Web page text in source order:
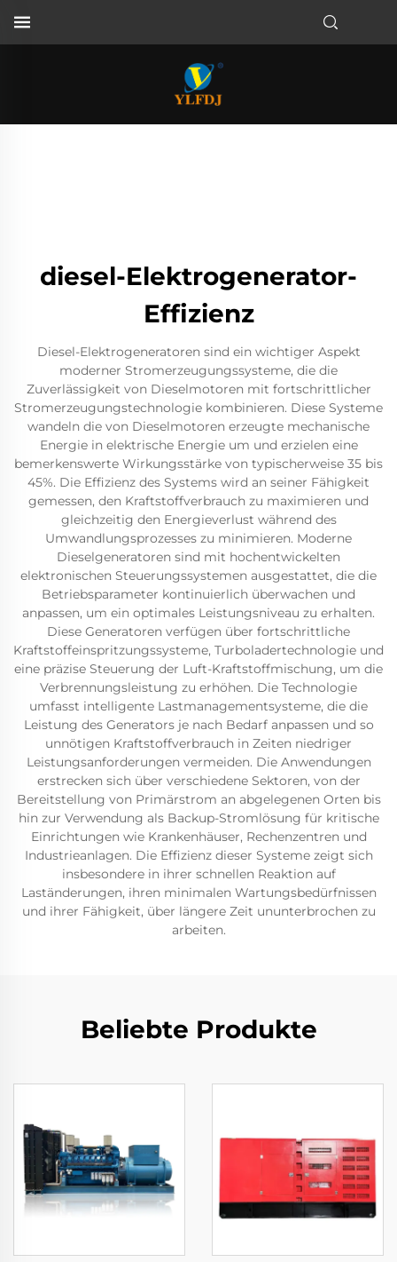
diesel-Elektrogenerator-
Effizienz
Diesel-Elektrogeneratoren sind ein wichtiger Aspekt
moderner Stromerzeugungssysteme, die die
Zuverlässigkeit von Dieselmotoren mit fortschrittlicher
Stromerzeugungstechnologie kombinieren. Diese Systeme
wandeln die von Dieselmotoren erzeugte mechanische
Energie in elektrische Energie um und erzielen eine
bemerkenswerte Wirkungsstärke von typischerweise 35 bis
45%. Die Effizienz des Systems wird an seiner Fähigkeit
gemessen, den Kraftstoffverbrauch zu maximieren und
gleichzeitig den Energieverlust während des
Umwandlungsprozesses zu minimieren. Moderne
Dieselgeneratoren sind mit hochentwickelten
elektronischen Steuerungssystemen ausgestattet, die die
Betriebsparameter kontinuierlich überwachen und
anpassen, um ein optimales Leistungsniveau zu erhalten.
Diese Generatoren verfügen über fortschrittliche
Kraftstoffeinspritzungssysteme, Turboladertechnologie und
eine präzise Steuerung der Luft-Kraftstoffmischung, um die
Verbrennungsleistung zu erhöhen. Die Technologie
umfasst intelligente Lastmanagementsysteme, die die
Leistung des Generators je nach Bedarf anpassen und so
unnötigen Kraftstoffverbrauch in Zeiten niedriger
Leistungsanforderungen vermeiden. Die Anwendungen
erstrecken sich über verschiedene Sektoren, von der
Bereitstellung von Primärstrom an abgelegenen Orten bis
hin zur Verwendung als Backup-Stromlösung für kritische
Einrichtungen wie Krankenhäuser, Rechenzentren und
Industrieanlagen. Die Effizienz dieser Systeme zeigt sich
insbesondere in ihrer schnellen Reaktion auf
Laständerungen, ihren minimalen Wartungsbedürfnissen
und ihrer Fähigkeit, über längere Zeit ununterbrochen zu
arbeiten.
Beliebte Produkte